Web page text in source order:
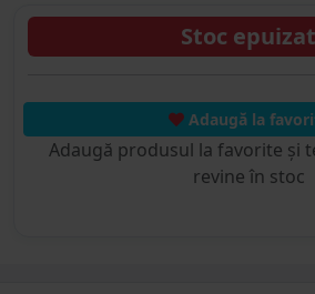
Stoc epuizat
Adaugă la
Adaugă produsul la favorite și
revine în stoc